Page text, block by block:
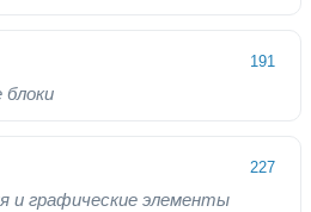
191
227
и графические элементы